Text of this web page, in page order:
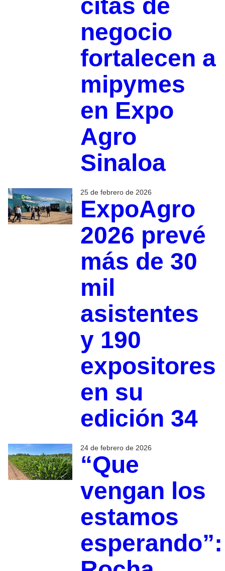
citas de
negocio
fortalecen a
mipymes
en Expo
Agro
Sinaloa
25 de febrero de 2026
ExpoAgro
2026 prevé
más de 30
mil
asistentes
y 190
expositores
en su
edición 34
24 de febrero de 2026
“Que
vengan los
estamos
esperando”: